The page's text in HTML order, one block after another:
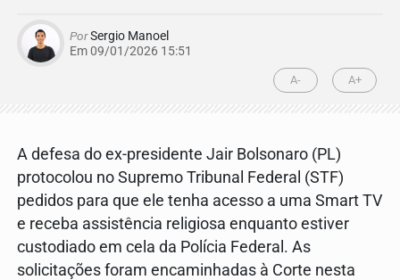
PorSergio Manoel
Em 09/01/2026 15:51
A- A+
A defesa do ex-presidente Jair Bolsonaro (PL)
protocolou no Supremo Tribunal Federal (STF)
pedidos para que ele tenha acesso a uma Smart TV
e receba assistência religiosa enquanto estiver
custodiado em cela da Polícia Federal. As
solicitações foram encaminhadas à Corte nesta